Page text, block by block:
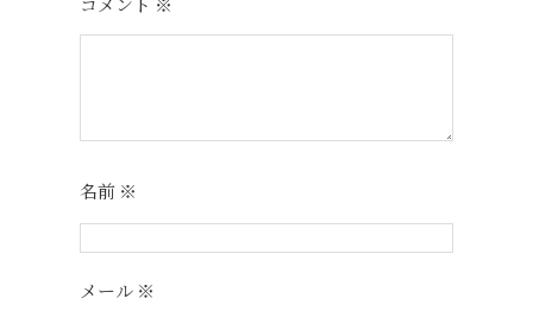
コメント ※
名前 ※
メール ※